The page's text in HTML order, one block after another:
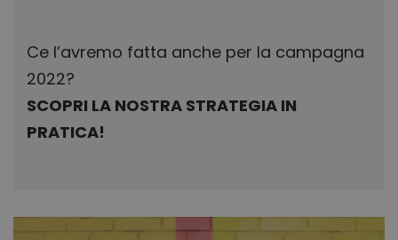
Ce l’avremo fatta anche per la campagna
2022?
SCOPRI LA NOSTRA STRATEGIA IN
PRATICA!